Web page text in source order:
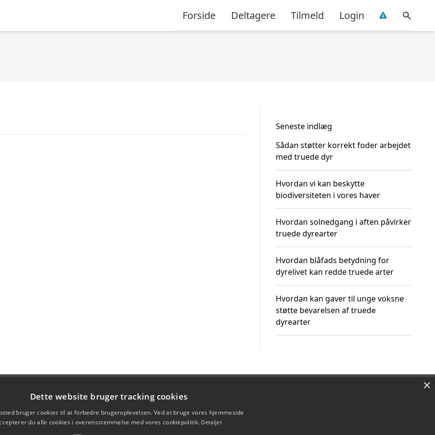
Forside Deltagere Tilmeld Login
Seneste indlæg
Sådan støtter korrekt foder arbejdet
med truede dyr
Hvordan vi kan beskytte
biodiversiteten i vores haver
Hvordan solnedgang i aften påvirker
truede dyrearter
Hvordan blåfads betydning for
dyrelivet kan redde truede arter
Hvordan kan gaver til unge voksne
støtte bevarelsen af truede
dyrearter
×
Dette website bruger tracking cookies
bruger cookies til at forbedre brugeroplevelsen. Ved at bruge vores hjemmeside
du alle cookies i overensstemmelse med vores cookiepolitik. Detaljer